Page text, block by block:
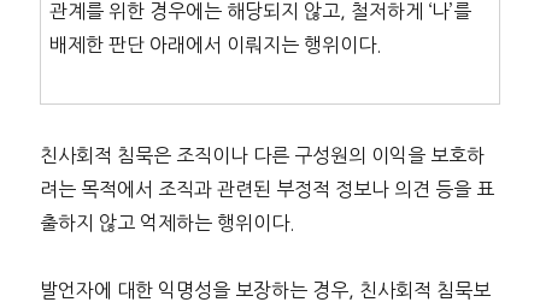
관계를 위한 경우에는 해당되지 않고, 철저하게 ‘나’를
배제한 판단 아래에서 이뤄지는 행위이다.
친사회적 침묵은 조직이나 다른 구성원의 이익을 보호하
려는 목적에서 조직과 관련된 부정적 정보나 의견 등을 표
출하지 않고 억제하는 행위이다.
발언자에 대한 익명성을 보장하는 경우, 친사회적 침묵보